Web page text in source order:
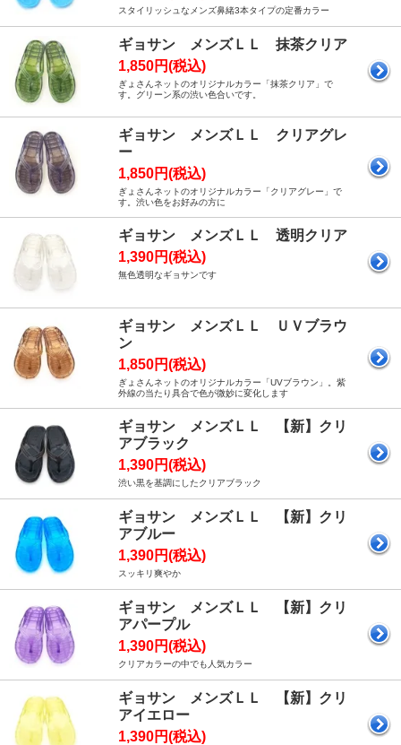
スタイリッシュなメンズ鼻緒3本タイプの定番カラー
ギョサン メンズＬＬ 抹茶クリア
1,850円(税込)
ぎょさんネットのオリジナルカラー「抹茶クリア」で
す。グリーン系の渋い色合いです。
ギョサン メンズＬＬ クリアグレ
ー
1,850円(税込)
ぎょさんネットのオリジナルカラー「クリアグレー」で
す。渋い色をお好みの方に
ギョサン メンズＬＬ 透明クリア
1,390円(税込)
無色透明なギョサンです
ギョサン メンズＬＬ ＵＶブラウ
ン
1,850円(税込)
ぎょさんネットのオリジナルカラー「UVブラウン」。紫
外線の当たり具合で色が微妙に変化します
ギョサン メンズＬＬ 【新】クリ
アブラック
1,390円(税込)
渋い黒を基調にしたクリアブラック
ギョサン メンズＬＬ 【新】クリ
アブルー
1,390円(税込)
スッキリ爽やか
ギョサン メンズＬＬ 【新】クリ
アパープル
1,390円(税込)
クリアカラーの中でも人気カラー
ギョサン メンズＬＬ 【新】クリ
アイエロー
1,390円(税込)